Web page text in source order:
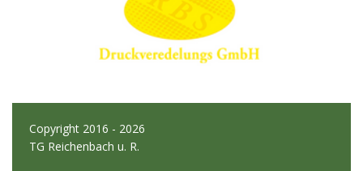
Copyright 2016 - 2026
TG Reichenbach u. R.